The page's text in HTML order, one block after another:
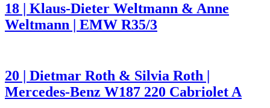
18 | Klaus-Dieter Weltmann & Anne
Weltmann | EMW R35/3
20 | Dietmar Roth & Silvia Roth |
Mercedes-Benz W187 220 Cabriolet A